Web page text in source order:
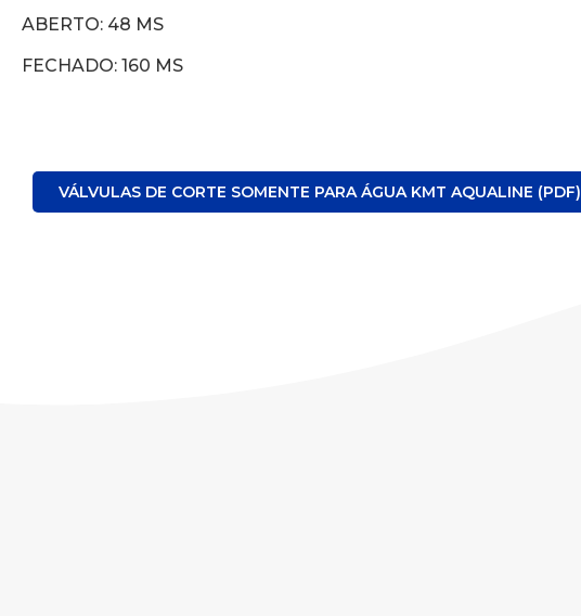
ABERTO: 48 MS
FECHADO: 160 MS
VÁLVULAS DE CORTE SOMENTE PARA ÁGUA KMT AQUALINE (PDF)